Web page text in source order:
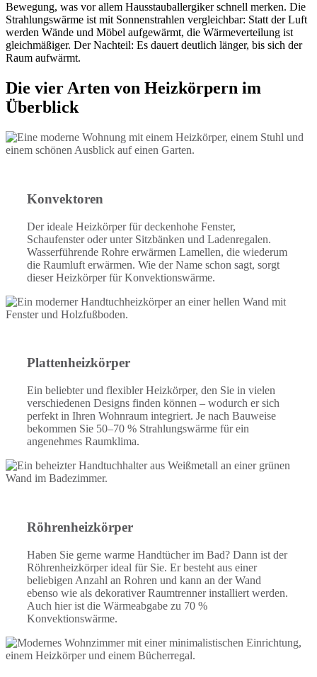
Bewegung, was vor allem Hausstauballergiker schnell merken. Die
Strahlungswärme ist mit Sonnenstrahlen vergleichbar: Statt der Luft
werden Wände und Möbel aufgewärmt, die Wärmeverteilung ist
gleichmäßiger. Der Nachteil: Es dauert deutlich länger, bis sich der
Raum aufwärmt.
Die vier Arten von Heizkörpern im
Überblick
Konvektoren
Der ideale Heizkörper für deckenhohe Fenster,
Schaufenster oder unter Sitzbänken und Ladenregalen.
Wasserführende Rohre erwärmen Lamellen, die wiederum
die Raumluft erwärmen. Wie der Name schon sagt, sorgt
dieser Heizkörper für Konvektionswärme.
Plattenheizkörper
Ein beliebter und flexibler Heizkörper, den Sie in vielen
verschiedenen Designs finden können – wodurch er sich
perfekt in Ihren Wohnraum integriert. Je nach Bauweise
bekommen Sie 50–70 % Strahlungswärme für ein
angenehmes Raumklima.
Röhrenheizkörper
Haben Sie gerne warme Handtücher im Bad? Dann ist der
Röhrenheizkörper ideal für Sie. Er besteht aus einer
beliebigen Anzahl an Rohren und kann an der Wand
ebenso wie als dekorativer Raumtrenner installiert werden.
Auch hier ist die Wärmeabgabe zu 70 %
Konvektionswärme.